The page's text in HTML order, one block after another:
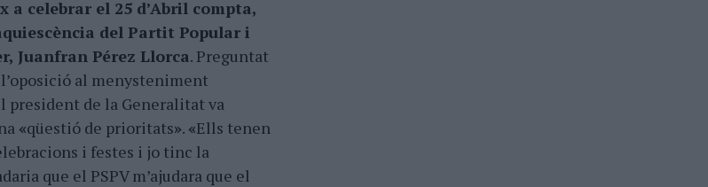
a celebrar el 25 d’Abril compta,
del Partit Popular i
Juanfran Pérez Llorca. Preguntat
al menysteniment
president de la Generalitat va
«qüestió de prioritats». «Ells tenen
i festes i jo tinc la
que el PSPV m’ajudara que el